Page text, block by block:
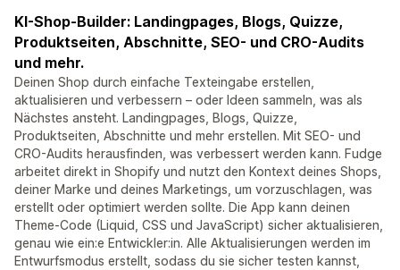
KI-Shop-Builder: Landingpages, Blogs, Quizze,
Produktseiten, Abschnitte, SEO- und CRO-Audits
und mehr.
Deinen Shop durch einfache Texteingabe erstellen,
aktualisieren und verbessern – oder Ideen sammeln, was als
Nächstes ansteht. Landingpages, Blogs, Quizze,
Produktseiten, Abschnitte und mehr erstellen. Mit SEO- und
CRO-Audits herausfinden, was verbessert werden kann. Fudge
arbeitet direkt in Shopify und nutzt den Kontext deines Shops,
deiner Marke und deines Marketings, um vorzuschlagen, was
erstellt oder optimiert werden sollte. Die App kann deinen
Theme-Code (Liquid, CSS und JavaScript) sicher aktualisieren,
genau wie ein:e Entwickler:in. Alle Aktualisierungen werden im
Entwurfsmodus erstellt, sodass du sie sicher testen kannst,